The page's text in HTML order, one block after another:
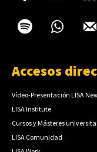
Accesos
Vídeo-Presentación LISA
LISA Institute
Cursos y Másteres
LISA Comunidad